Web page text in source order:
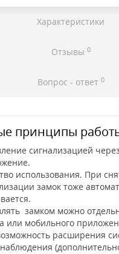
Характеристики
Отзывы 0
Вопрос - ответ 0
принципы
сигнализацией
использования. При
замок тоже
замком можно
или мобильного
расширения